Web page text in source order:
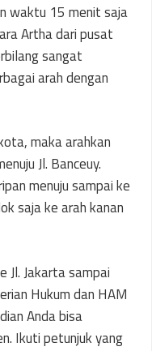
waktu 15 menit saja
Artha dari pusat
sangat
arah dengan
maka arahkan
Jl. Banceuy.
menuju sampai ke
saja ke arah kanan
Jl. Jakarta sampai
Hukum dan HAM
Anda bisa
Ikuti petunjuk yang